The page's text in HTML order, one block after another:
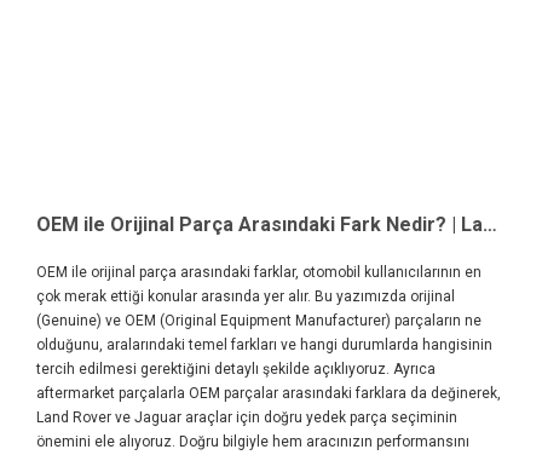
OEM ile Orijinal Parça Arasındaki Fark Nedir? | Land Rover ve Jaguar Yedek Parça Rehberi
OEM ile orijinal parça arasındaki farklar, otomobil kullanıcılarının en
çok merak ettiği konular arasında yer alır. Bu yazımızda orijinal
(Genuine) ve OEM (Original Equipment Manufacturer) parçaların ne
olduğunu, aralarındaki temel farkları ve hangi durumlarda hangisinin
tercih edilmesi gerektiğini detaylı şekilde açıklıyoruz. Ayrıca
aftermarket parçalarla OEM parçalar arasındaki farklara da değinerek,
Land Rover ve Jaguar araçlar için doğru yedek parça seçiminin
önemini ele alıyoruz. Doğru bilgiyle hem aracınızın performansını